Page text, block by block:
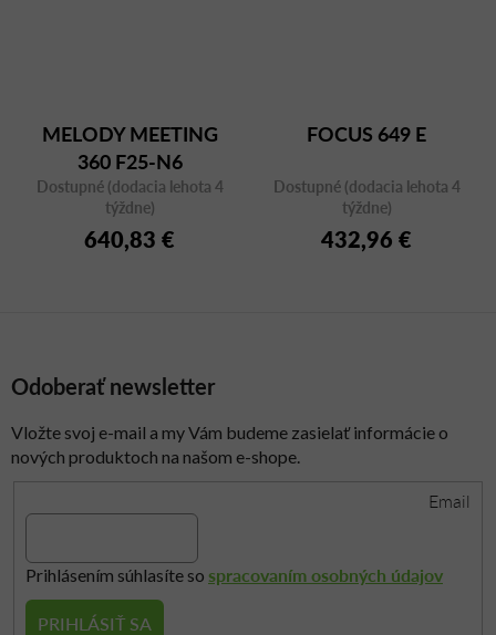
MELODY MEETING
360 F25-N6
Dostupné (dodacia lehota 4
týždne)
640,83 €
FOCUS 649 E
Dostupné (dodacia lehota 4
týždne)
432,96 €
Odoberať newsletter
Vložte svoj e-mail a my Vám budeme zasielať informácie o
nových produktoch na našom e-shope.
Email
Prihlásením súhlasíte so spracovaním osobných údajov
PRIHLÁSIŤ SA